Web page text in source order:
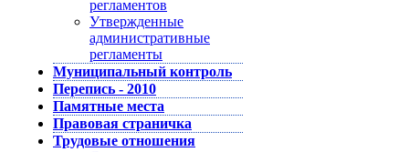
регламентов
Утвержденные
административные
регламенты
Муниципальный контроль
Перепись - 2010
Памятные места
Правовая страничка
Трудовые отношения